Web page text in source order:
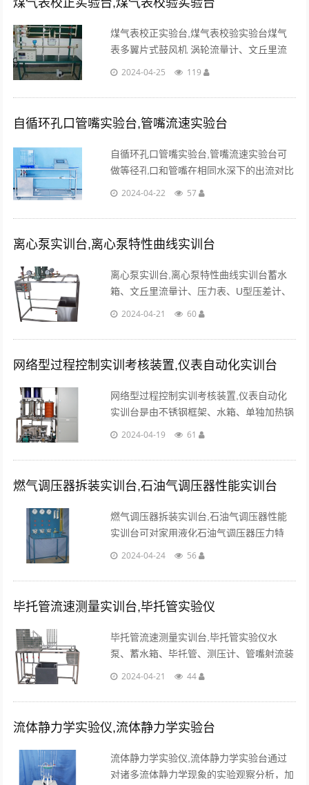
煤气表校正实验台,煤气表校验实验台
煤气表校正实验台,煤气表校验实验台煤气
表多翼片式鼓风机 涡轮流量计、文丘里流
量计配差压传感器、孔板流量计配差压传感
器。...
2024-04-25 119
自循环孔口管嘴实验台,管嘴流速实验台
自循环孔口管嘴实验台,管嘴流速实验台可
做等径孔口和管嘴在相同水深下的出流对比
实验，定性、定量试验；并可观察测试管嘴
2024-04-22 57
离心泵实训台,离心泵特性曲线实训台
离心泵实训台,离心泵特性曲线实训台蓄水
箱、文丘里流量计、压力表、U型压差计、
单相功率表、玻璃温度计、实验管道、阀
2024-04-21 60
网络型过程控制实训考核装置,仪表自动化实训台
网络型过程控制实训考核装置,仪表自动化
实训台是由不锈钢框架、水箱、单独加热锅
炉及不锈钢管道等组成。供水系统有一路：
磁阀、涡轮流量计。...
2024-04-19 61
燃气调压器拆装实训台,石油气调压器性能实训台
燃气调压器拆装实训台,石油气调压器性能
实训台可对家用液化石油气调压器压力特
性、流量特性进行测试，初步掌握调压器性
2024-04-24 56
毕托管流速测量实训台,毕托管实验仪
毕托管流速测量实训台,毕托管实验仪水
泵、蓄水箱、毕托管、测压计、管嘴射流装
置、恒压水箱、计量水箱、刻度标尺、秒
2024-04-21 44
流体静力学实验仪,流体静力学实验台
流体静力学实验仪,流体静力学实验台通过
对诸多流体静力学现象的实验观察分析，加